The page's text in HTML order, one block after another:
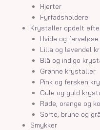
Hjerter
Fyrfadsholdere
Krystaller opdelt
Hvide og
Lilla og lavendel
Blå og indigo
Grønne krystaller
Pink og fersken
Gule og guld
Røde, orange og
Sorte, brune og
Smykker